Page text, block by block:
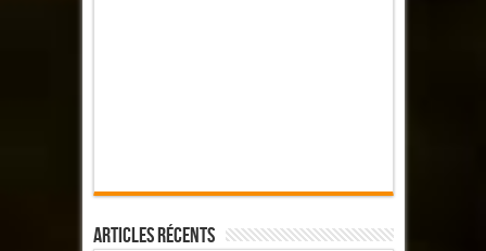
Articles Récents